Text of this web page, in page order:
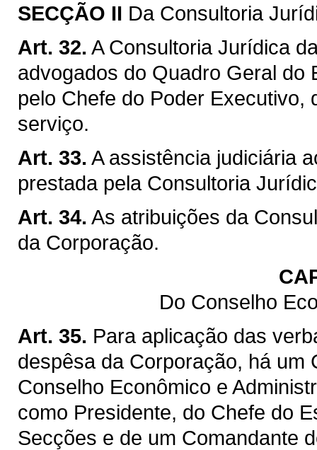
SECÇÃO II Da Consultoria
Art. 32. A Consultoria Jurídica
advogados do Quadro Geral do
pelo Chefe do Poder
serviço.
Art. 33. A assistência judiciária
prestada pela Consultoria
Art. 34. As atribuições da
da Corporação.
Do Conselho
Art. 35. Para aplicação das
despêsa da Corporação, há um
Conselho Econômico e
como Presidente, do Chefe do
Secções e de um Comandante